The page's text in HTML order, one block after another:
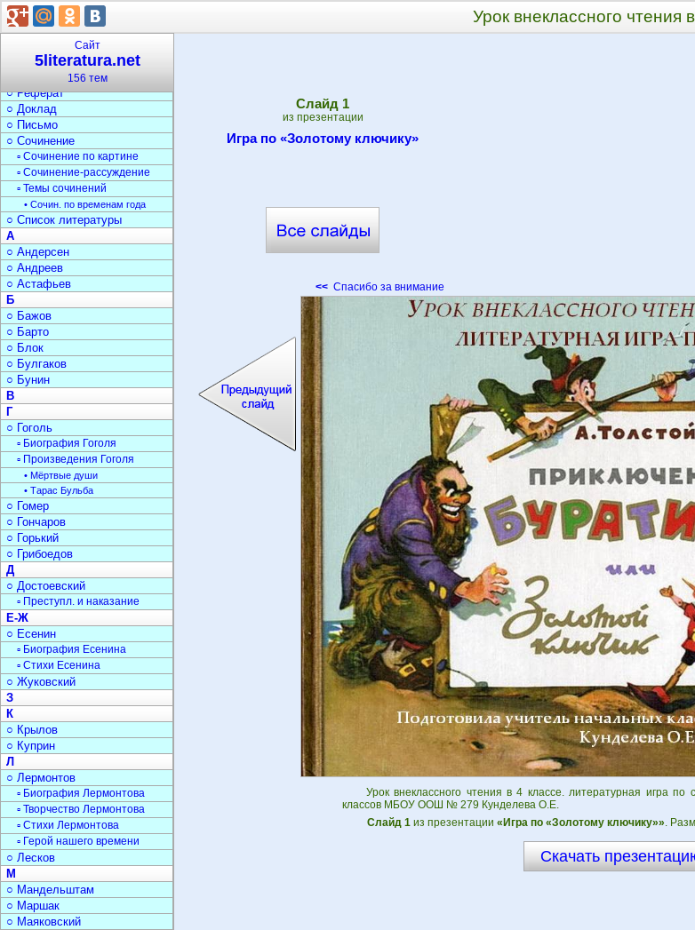
Урок внеклассного чтения
Cлайд 1
из презентации
Игра по «Золотому ключику»
<< Спасибо за внимание
Урок внеклассного чтения в 4 классе. литературная игра по
классов МБОУ ООШ № 279 Кунделева О.Е.
Слайд 1из презентации «Игра по «Золотому ключику»».
Скачать
Сайт
5literatura.net
156 тем
▫ Фольклор
▫ Мифы и легенды
○ Средства выразительн.
○ Документы
▫ Оформление документов
○ Реферат
○ Доклад
○ Письмо
○ Сочинение
▫ Сочинение по картине
▫ Сочинение-рассуждение
▫ Темы сочинений
• Сочин. по временам года
○ Список литературы
А
○ Андерсен
○ Андреев
○ Астафьев
Б
○ Бажов
○ Барто
○ Блок
○ Булгаков
○ Бунин
В
Г
○ Гоголь
▫ Биография Гоголя
▫ Произведения Гоголя
• Мёртвые души
• Тарас Бульба
○ Гомер
○ Гончаров
○ Горький
○ Грибоедов
Д
○ Достоевский
▫ Преступл. и наказание
Е-Ж
○ Есенин
▫ Биография Есенина
▫ Стихи Есенина
○ Жуковский
З
К
○ Крылов
○ Куприн
Л
○ Лермонтов
▫ Биография Лермонтова
▫ Творчество Лермонтова
▫ Стихи Лермонтова
▫ Герой нашего времени
○ Лесков
М
○ Мандельштам
○ Маршак
○ Маяковский